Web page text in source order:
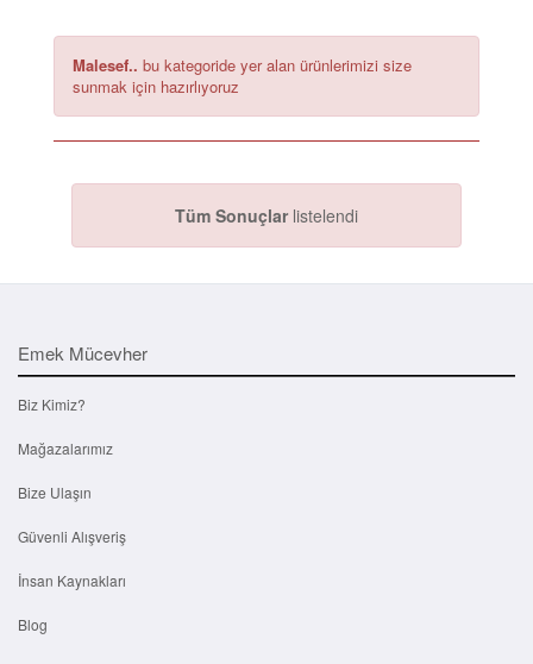
Malesef.. bu kategoride yer alan ürünlerimizi size
sunmak için hazırlıyoruz
Tüm Sonuçlar listelendi
Emek Mücevher
Biz Kimiz?
Mağazalarımız
Bize Ulaşın
Güvenli Alışveriş
İnsan Kaynakları
Blog